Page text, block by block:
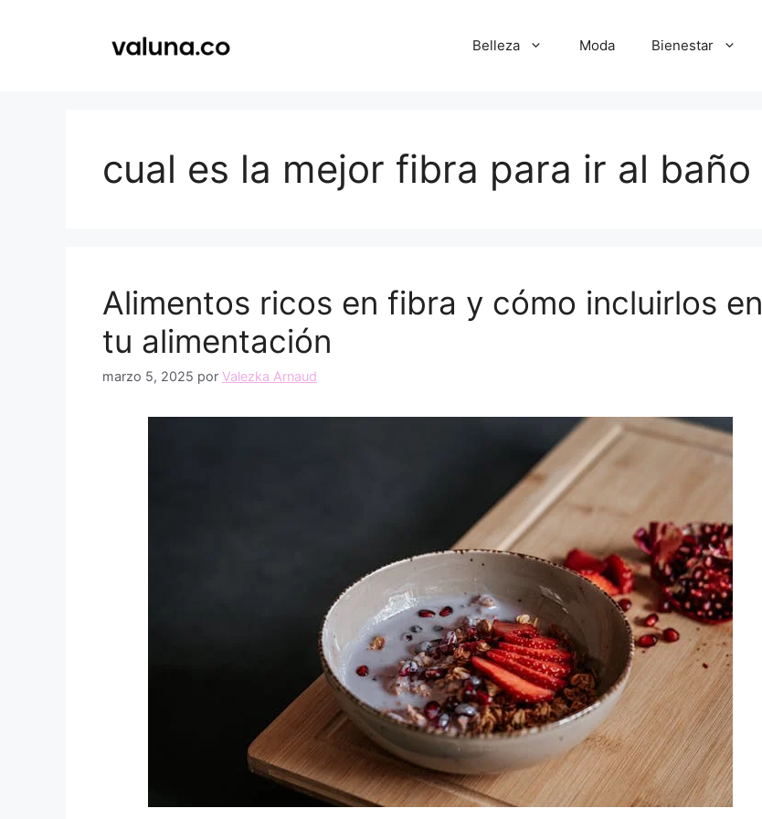
Belleza Moda Bienestar
cual es la mejor fibra para ir al baño
Alimentos ricos en fibra y cómo incluirlos en
tu alimentación
marzo 5, 2025 por Valezka Arnaud